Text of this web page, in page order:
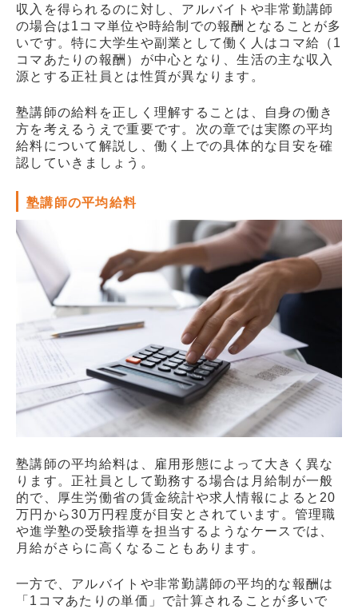
収入を得られるのに対し、アルバイトや非常勤講師
の場合は1コマ単位や時給制での報酬となることが多
いです。特に大学生や副業として働く人はコマ給（1
コマあたりの報酬）が中心となり、生活の主な収入
源とする正社員とは性質が異なります。
塾講師の給料を正しく理解することは、自身の働き
方を考えるうえで重要です。次の章では実際の平均
給料について解説し、働く上での具体的な目安を確
認していきましょう。
塾講師の平均給料
塾講師の平均給料は、雇用形態によって大きく異な
ります。正社員として勤務する場合は月給制が一般
的で、厚生労働省の賃金統計や求人情報によると20
万円から30万円程度が目安とされています。管理職
や進学塾の受験指導を担当するようなケースでは、
月給がさらに高くなることもあります。
一方で、アルバイトや非常勤講師の平均的な報酬は
「1コマあたりの単価」で計算されることが多いで